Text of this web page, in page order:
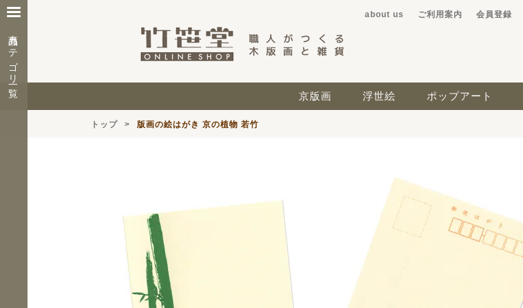
about us ご利用案内 会員登録
京版画 浮世絵 ポップアート
商品カテゴリ一覧
トップ 版画の絵はがき 京の植物 若竹